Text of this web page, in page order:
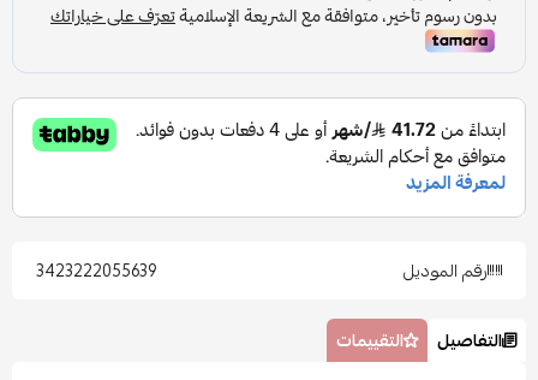
رقم الموديل 3423222055639
التفاصيل التقييمات